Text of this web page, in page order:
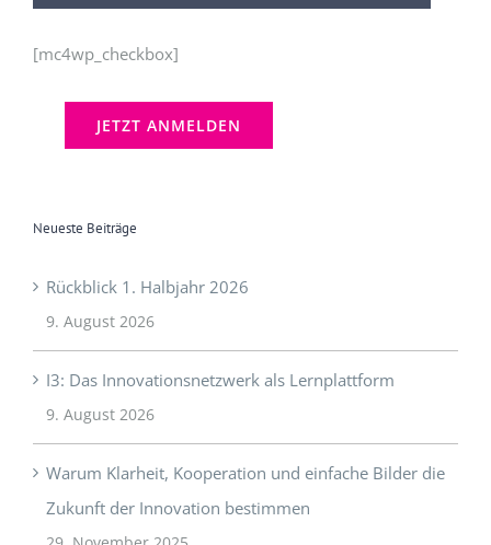
[mc4wp_checkbox]
Neueste Beiträge
Rückblick 1. Halbjahr 2026
9. August 2026
I3: Das Innovationsnetzwerk als Lernplattform
9. August 2026
Warum Klarheit, Kooperation und einfache Bilder die
Zukunft der Innovation bestimmen